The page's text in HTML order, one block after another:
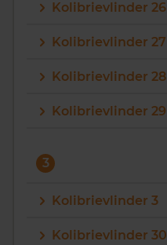
Kolibrievlinder 26
Kolibrievlinder 27
Kolibrievlinder 28
Kolibrievlinder 29
3
Kolibrievlinder 3
Kolibrievlinder 30